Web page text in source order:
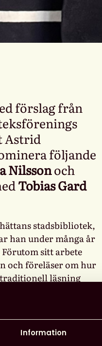
Information
förslag från
Astrid
följande
Nilssonoch
Tobias Gard
stadsbibliotek,
han under många år
sitt arbete
och föreläser om hur
läsning
kandidater, säger